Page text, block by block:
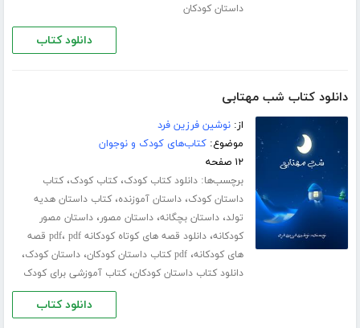
داستان کودکان
دانلود کتاب
دانلود کتاب شب مهتابی
از:نوشین فرزین فرد
موضوع:کتاب‌های کودک و نوجوان
۱۲ صفحه
برچسب‌ها:دانلود کتاب کودک،کتاب کودک،کتاب
داستان کودک،داستان آموزنده،کتاب داستان هدیه
تولد،داستان بچگانه،داستان مصور،داستان مصور
کودکانه،دانلود قصه های کوتاه کودکانه pdf ،
pdf قصه
های کودکانه،pdf کتاب داستان کودکان ،داستان کودک،
دانلود کتاب داستان کودکان،کتاب آموزشی برای کودک
دانلود کتاب